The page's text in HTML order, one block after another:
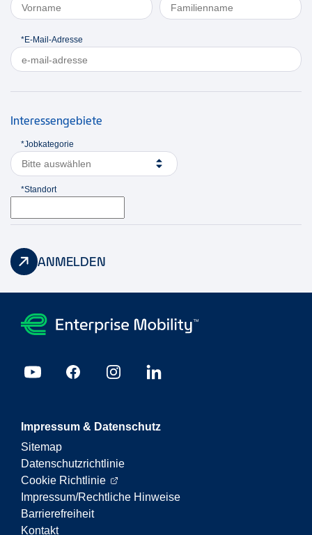
*E-Mail-Adresse
Interessengebiete
*Jobkategorie
Bitte auswählen
*Standort
ANMELDEN
Impressum & Datenschutz
Sitemap
Datenschutzrichtlinie
Cookie Richtlinie
Impressum/Rechtliche Hinweise
Barrierefreiheit
Kontakt